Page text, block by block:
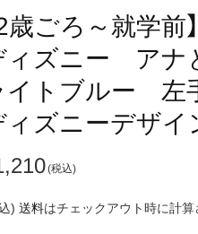
2歳ごろ～就学
ィズニー アナ
イトブルー 左
ィズニー​デザイ
) 送料はチェックアウト時に計算